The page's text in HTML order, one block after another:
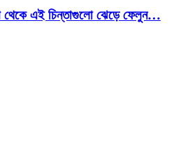
থেকে এই চিন্তাগুলো ঝেড়ে ফেলুন…